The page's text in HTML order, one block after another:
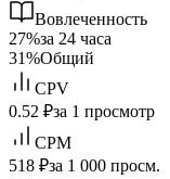
Вовлеченность
27%за 24 часа
31%Общий
CPV
0.52 ₽за 1 просмотр
CPM
518 ₽за 1 000 просм.